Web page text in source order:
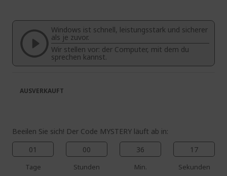
springen
Bildgalerie
springen
Windows ist schnell, leistungsstark und sicherer
als je zuvor.
Wir stellen vor: der Computer, mit dem du
sprechen kannst.
Beeilen Sie sich! Der Code MYSTERY läuft ab in:
01
Tage
00
Stunden
36
Min.
17
Sekunden
AUSVERKAUFT